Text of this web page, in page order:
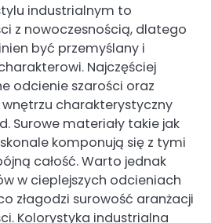
industrialnym to
z nowoczesnością, dlatego
być przemyślany i
Najczęściej
odcienie szarości oraz
charakterystyczny
Surowe materiały takie jak
komponują się z tymi
całość. Warto jednak
w cieplejszych odcieniach
złagodzi surowość aranżacji
Kolorystyka industrialna